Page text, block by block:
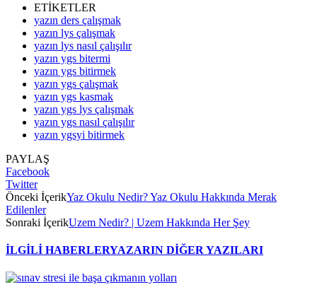
ETİKETLER
yazın ders çalışmak
yazın lys çalışmak
yazın lys nasıl çalışılır
yazın ygs bitermi
yazın ygs bitirmek
yazın ygs çalışmak
yazın ygs kasmak
yazın ygs lys çalışmak
yazın ygs nasıl çalışılır
yazın ygsyi bitirmek
PAYLAŞ
Facebook
Twitter
Önceki İçerikYaz Okulu Nedir? Yaz Okulu Hakkında Merak
Edilenler
Sonraki İçerikUzem Nedir? | Uzem Hakkında Her Şey
İLGİLİ HABERLERYAZARIN DİĞER YAZILARI